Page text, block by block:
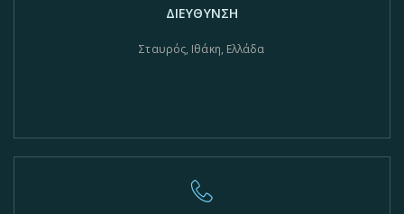
ΔΙΕΥΘΥΝΣΗ
Σταυρός, Ιθάκη, Ελλάδα